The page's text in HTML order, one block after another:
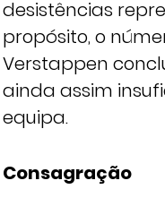
desistências
propósito, o
Verstappen
ainda assim
equipa.
Consagração